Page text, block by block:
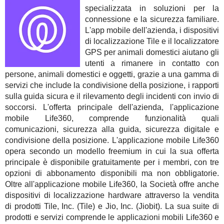
specializzata in soluzioni per la
connessione e la sicurezza familiare.
L'app mobile dell'azienda, i dispositivi
di localizzazione Tile e il localizzatore
GPS per animali domestici aiutano gli
utenti a rimanere in contatto con
persone, animali domestici e oggetti, grazie a una gamma di
servizi che include la condivisione della posizione, i rapporti
sulla guida sicura e il rilevamento degli incidenti con invio di
soccorsi. L'offerta principale dell'azienda, l'applicazione
mobile Life360, comprende funzionalità quali
comunicazioni, sicurezza alla guida, sicurezza digitale e
condivisione della posizione. L'applicazione mobile Life360
opera secondo un modello freemium in cui la sua offerta
principale è disponibile gratuitamente per i membri, con tre
opzioni di abbonamento disponibili ma non obbligatorie.
Oltre all'applicazione mobile Life360, la Società offre anche
dispositivi di localizzazione hardware attraverso la vendita
di prodotti Tile, Inc. (Tile) e Jio, Inc. (Jiobit). La sua suite di
prodotti e servizi comprende le applicazioni mobili Life360 e